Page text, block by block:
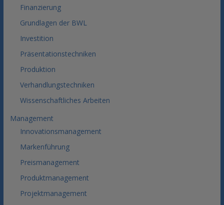
Finanzierung
Grundlagen der BWL
Investition
Präsentationstechniken
Produktion
Verhandlungstechniken
Wissenschaftliches Arbeiten
Management
Innovationsmanagement
Markenführung
Preismanagement
Produktmanagement
Projektmanagement